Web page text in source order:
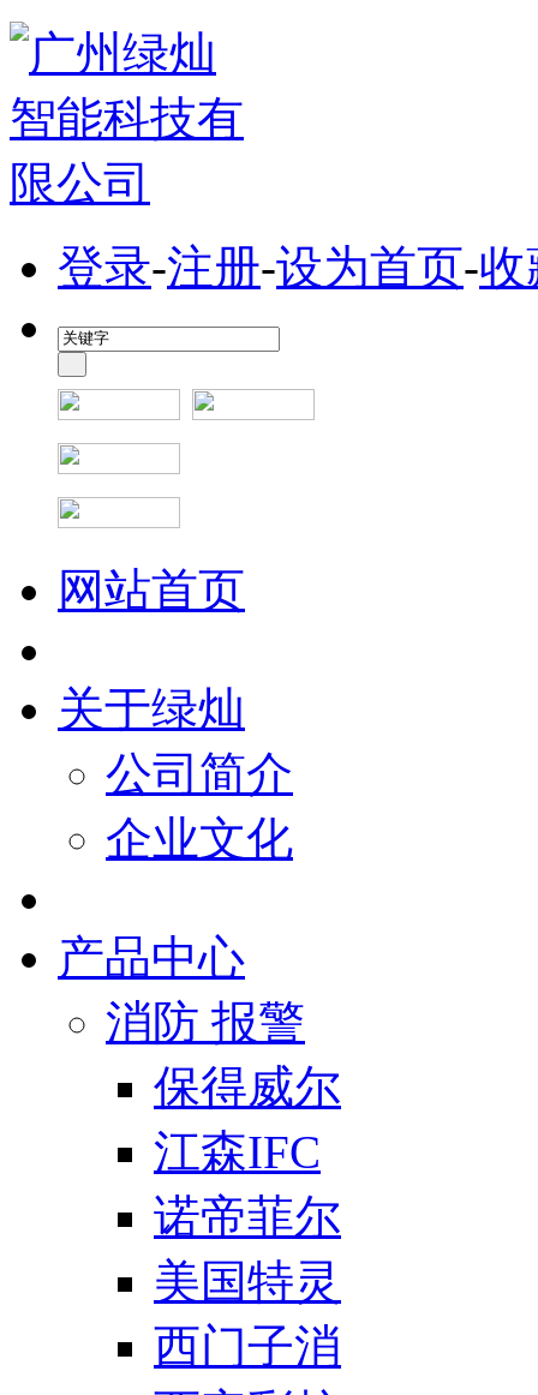
登录-注册-设为首页-收
网站首页
关于绿灿
公司简介
企业文化
产品中心
消防 报警
保得威尔
江森IFC
诺帝菲尔
美国特灵
西门子消